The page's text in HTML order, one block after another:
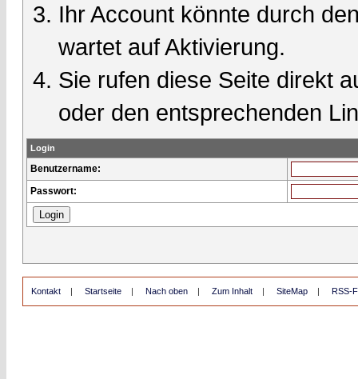
Ihr Account könnte durch
wartet auf Aktivierung.
Sie rufen diese Seite direkt
oder den entsprechenden
Login
Benutzername:
Passwort:
Kontakt | Startseite | Nach oben | Zum Inhalt | SiteMap | RSS-